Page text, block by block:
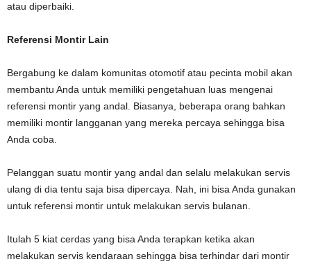
atau diperbaiki.
Referensi Montir Lain
Bergabung ke dalam komunitas otomotif atau pecinta mobil akan
membantu Anda untuk memiliki pengetahuan luas mengenai
referensi montir yang andal. Biasanya, beberapa orang bahkan
memiliki montir langganan yang mereka percaya sehingga bisa
Anda coba.
Pelanggan suatu montir yang andal dan selalu melakukan servis
ulang di dia tentu saja bisa dipercaya. Nah, ini bisa Anda gunakan
untuk referensi montir untuk melakukan servis bulanan.
Itulah 5 kiat cerdas yang bisa Anda terapkan ketika akan
melakukan servis kendaraan sehingga bisa terhindar dari montir